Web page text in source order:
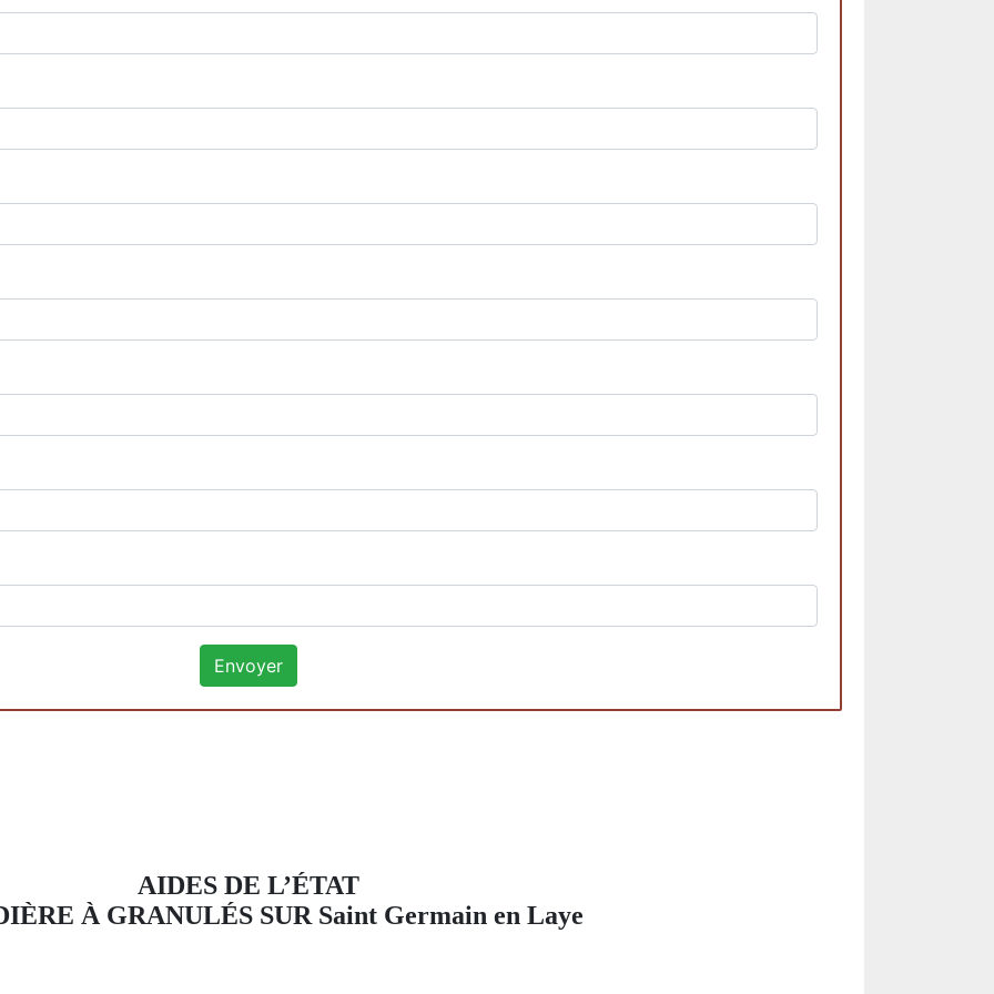
AIDES DE L’ÉTAT
À GRANULÉS SUR Saint Germain en Laye